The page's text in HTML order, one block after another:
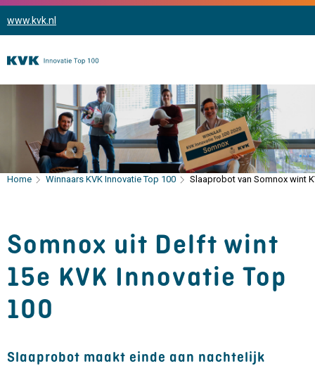
www.kvk.nl
Home Winnaars KVK Innovatie Top 100 Slaaprobot van Somnox wint
Somnox uit Delft wint
15e KVK Innovatie Top
100
Slaaprobot maakt einde aan nachtelijk